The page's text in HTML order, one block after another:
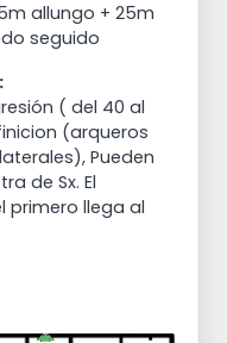
allungo + 25m
seguido
( del 40 al
(arqueros
Pueden
de Sx. El
primero llega al